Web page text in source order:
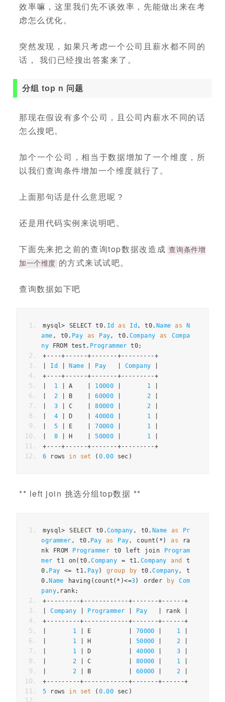
效率嘛，这里我们先不谈效率，先能做出来在考
虑怎么优化。
突然发现，如果只考虑一个公司且薪水都不同的
话， 我们已经搜出答案来了。
分组 top n 问题
那现在假设有多个公司，且公司内薪水不同的话
怎么搜吧。
加个一个公司，相当于数据增加了一个维度，所
以我们查询条件增加一个维度就行了。
上面那句话是什么意思呢？
还是用代码实例来说明吧。
下面先来把之前的查询top数据改造成 查询条件增
加一个维度 的方式来试试吧。
查询数据如下吧
mysql> SELECT t0. Id as Id , t0. Name as
N
ame , t0. Pay as Pay, t0. Company as
Compa
ny FROM test . Programmer t0;
+----+------+-------+---------+
Id Name Pay Company
+----+------+-------+---------+
1 A 10000 1
2 B 60000 2
3 C 80000 2
4 D 40000 1
5 E 70000 1
8 H 50000 1
+----+------+-------+---------+
6 rows in set ( 0.00 sec )
** left join 挑选分组top数据 **
mysql> SELECT t0 .Company , t0. Name as
Pr
ogrammer , t0 . Pay as Pay, count (*) as ra
nk FROM
Programmer t0 left join
Program
mer t1 on( t0 .Company = t1. Company and
t
0 . Pay <= t1. Pay) group by t0 .Company,
t
0 . Name having ( count (*)<=3) order by
Com
pany, rank;
+---------+------------+-------+------+
Company Programmer Pay rank
+---------+------------+-------+------+
1 E 70000 1
1 H 50000 2
1 D 40000 3
2 C 80000 1
2 B 60000 2
+---------+------------+-------+------+
5 rows in set ( 0.00 sec )